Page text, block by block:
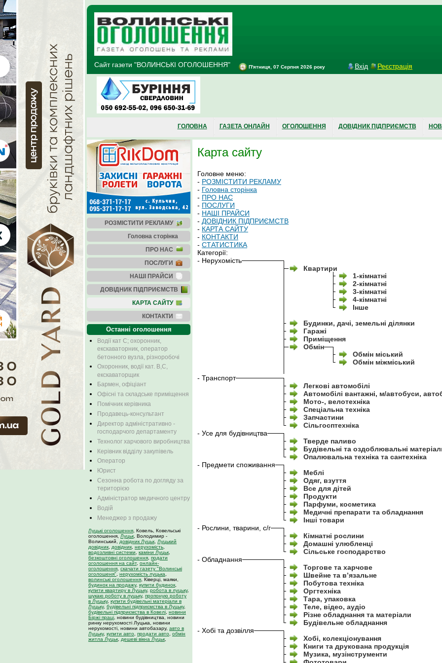
Перейти до основного матеріалу
Сайт газети "ВОЛИНСЬКІ ОГОЛОШЕННЯ" П'ятниця, 07 Серпня 2026 року Вхід Реєстрація
ГОЛОВНА ГАЗЕТА ОНЛАЙН ОГОЛОШЕННЯ ДОВІДНИК ПІДПРИЄМСТВ
РОЗМІСТИТИ РЕКЛАМУ
Головна сторінка
ПРО НАС
ПОСЛУГИ
НАШІ ПРАЙСИ
ДОВІДНИК ПІДПРИЄМСТВ
КАРТА САЙТУ
КОНТАКТИ
Останні оголошення
Водії кат С; охоронник,
екскаваторник, оператор
бетонного вузла, різноробочі
Охоронник, водії кат. В,С,
екскаваторщик
Бармен, офіціант
Офісні та складське приміщення
Помічник керівника
Продавець-консультант
Директор адміністративно -
господарчого департаменту
Технолог харчового виробництва
Керівник відділу закупівель
Оператор
Юрист
Сезонна робота по догляду за
територією
Адміністратор медичного центру
Водій
Менеджер з продажу
Луцькі оголошення, Ковель, Ковельські
оголошення, Луцьк, Володимир -
Волинський, довідник Луцьк, Луцький
довідник, довідник, нерухомість,
водозливні системи, каміни Луцьк,
безкоштовні оголошення, подати
оголошення на сайт, онлайн-
оголошення, скачати газету "Волинські
оголошеня", нерухомість луцька,
волинські оголошення, Ківерці, маяки,
будинок на продажу, купити будинок,
купити квартиру в Луцьку, робота в луцьку,
шукаю роботу в луцьку, пропоную роботу
в Луцьку, купити будівельні матеріали в
Луцьку, будівельні підприємства в Луцьку,
будівельні підприємства в Ковелі, новини
Біржі праці, новини будівництва, новини
ринку нерухомості Луцька, новини
нерухомості, новини автобазару, авто в
Луцьку, купити авто, продати авто, обмін
житла Луцьк, дешеві вікна Луцьк,
Карта сайту
Головне меню:
- РОЗМІСТИТИ РЕКЛАМУ
- Головна сторінка
- ПРО НАС
- ПОСЛУГИ
- НАШІ ПРАЙСИ
- ДОВІДНИК ПІДПРИЄМСТВ
- КАРТА САЙТУ
- КОНТАКТИ
- СТАТИСТИКА
Категорії:
- Нерухомість
Квартири
1-кімнатні
2-кімнатні
3-кімнатні
4-кімнатні
Інше
Будинки, дачі, земельні ділянки
Гаражі
Приміщення
Обмін
Обмін міський
Обмін міжміський
- Транспорт
Легкові автомобілі
Автомобілі вантажні, м/автобуси,
Мото-, велотехніка
Спеціальна техніка
Запчастини
Сільгосптехніка
- Усе для будівництва
Тверде паливо
Будівельні та оздоблювальні
Опалювальна техніка та сантехніка
- Предмети споживання
Меблі
Одяг, взуття
Все для дітей
Продукти
Парфуми, косметика
Медичні препарати та обладнання
Інші товари
- Рослини, тварини, с/г
Кімнатні рослини
Домашні улюбленці
Сільське господарство
- Обладнання
Торгове та харчове
Швейне та в’язальне
Побутова техніка
Оргтехніка
Тара, упаковка
Теле, відео, аудіо
Різне обладнання та матеріали
Будівельне обладнання
- Хобі та дозвілля
Хобі, колекціонування
Книги та друкована продукція
Музика, музінструменти